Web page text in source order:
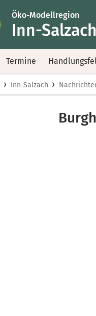
Öko-Modellregion
Inn-Salzach
Termine
› Inn-Salzach ›